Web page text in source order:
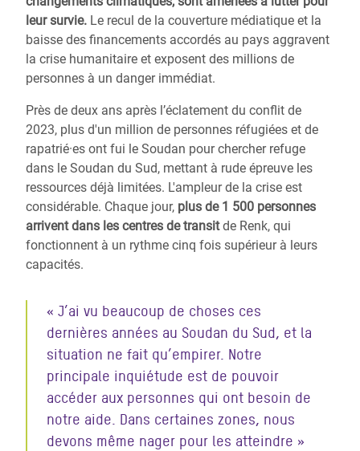
leur survie. Le recul de la couverture médiatique et la
baisse des financements accordés au pays aggravent
la crise humanitaire et exposent des millions de
personnes à un danger immédiat.
Près de deux ans après l’éclatement du conflit de
2023, plus d'un million de personnes réfugiées et de
rapatrié·es ont fui le Soudan pour chercher refuge
dans le Soudan du Sud, mettant à rude épreuve les
ressources déjà limitées. L'ampleur de la crise est
considérable. Chaque jour, plus de 1 500 personnes
arrivent dans les centres de transitde Renk, qui
fonctionnent à un rythme cinq fois supérieur à leurs
capacités.
« J’ai vu beaucoup de choses ces
dernières années au Soudan du Sud, et la
situation ne fait qu’empirer. Notre
principale inquiétude est de pouvoir
accéder aux personnes qui ont besoin de
notre aide. Dans certaines zones, nous
devons même nager pour les atteindre »